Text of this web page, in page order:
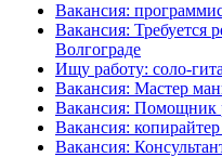
Вакансия:
Вакансия: Требуется
Волгограде
Ищу работу: соло-
Вакансия: Мастер
Вакансия: Помощник
Вакансия:
Вакансия: